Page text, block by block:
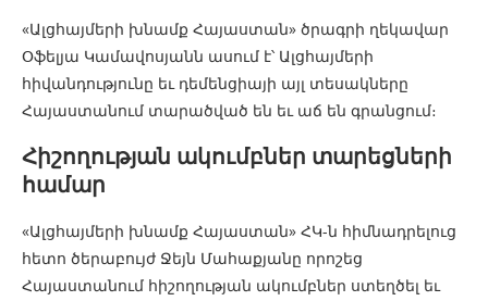
«Ալցհայմերի խնամք Հայաստան» ծրագրի ղեկավար
Օֆելյա Կամավոսյանն ասում է՝ Ալցհայմերի
հիվանդությունը եւ դեմենցիայի այլ տեսակները
Հայաստանում տարածված են եւ աճ են գրանցում։
Հիշողության ակումբներ տարեցների
համար
«Ալցհայմերի խնամք Հայաստան» ՀԿ-ն հիմնադրելուց
հետո ծերաբույժ Ջեյն Մահաքյանը որոշեց
Հայաստանում հիշողության ակումբներ ստեղծել եւ